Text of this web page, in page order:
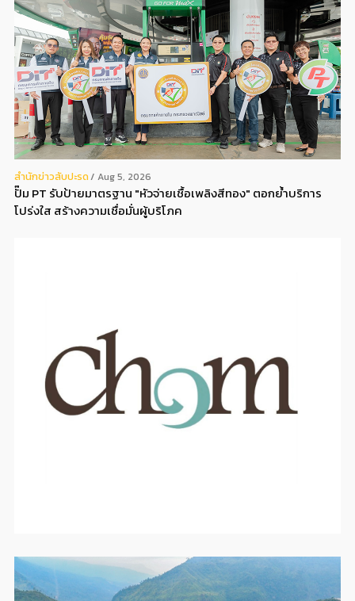
สํานักข่าวสับปะรด Aug 5, 2026
ปั๊ม PT รับป้ายมาตรฐาน "หัวจ่ายเชื้อเพลิงสีทอง" ตอกย้ำบริการ
โปร่งใส สร้างความเชื่อมั่นผู้บริโภค